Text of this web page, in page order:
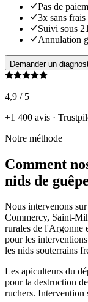
Pas de
3x sans frais
Suivi sous
Annulation
Demander un
4,9 / 5
+1 400 avis ·
Notre méthode
Comment
nids de
Nous intervenons
Commercy, Saint-
rurales de l'Argonne
pour les
les nids souterrains
Les apiculteurs du
pour la destruction
ruchers. Intervention